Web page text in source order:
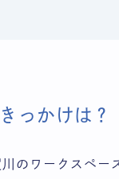
っかけは？
のワークスペー